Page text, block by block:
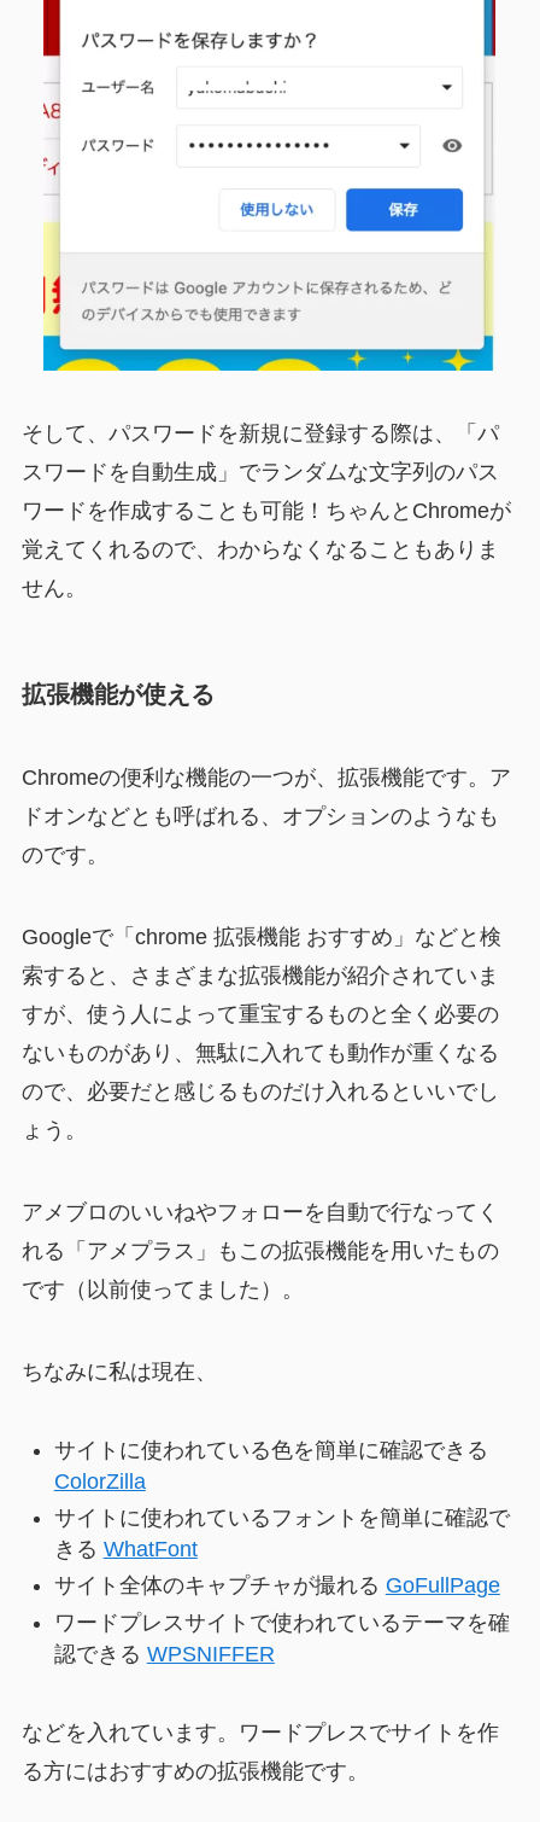
そして、パスワードを新規に登録する際は、「パ
スワードを自動生成」でランダムな文字列のパス
ワードを作成することも可能！ちゃんとChromeが
覚えてくれるので、わからなくなることもありま
せん。
拡張機能が使える
Chromeの便利な機能の一つが、拡張機能です。ア
ドオンなどとも呼ばれる、オプションのようなも
のです。
Googleで「chrome 拡張機能 おすすめ」などと検
索すると、さまざまな拡張機能が紹介されていま
すが、使う人によって重宝するものと全く必要の
ないものがあり、無駄に入れても動作が重くなる
ので、必要だと感じるものだけ入れるといいでし
ょう。
アメブロのいいねやフォローを自動で行なってく
れる「アメプラス」もこの拡張機能を用いたもの
です（以前使ってました）。
ちなみに私は現在、
サイトに使われている色を簡単に確認できる
ColorZilla
サイトに使われているフォントを簡単に確認で
きる WhatFont
サイト全体のキャプチャが撮れる GoFullPage
ワードプレスサイトで使われているテーマを確
認できる WPSNIFFER
などを入れています。ワードプレスでサイトを作
る方にはおすすめの拡張機能です。